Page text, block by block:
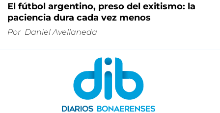
El fútbol argentino, preso del exitismo: la
paciencia dura cada vez menos
Por Daniel Avellaneda